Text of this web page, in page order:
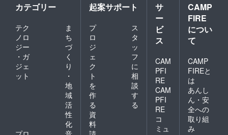
カテゴリー
テク
ノロ
ジー
・ガ
ジェ
ット
ま
ち
づ
く
り
・
地
域
活
性
化
起案サポート
プ
ロ
ジ
ェ
ク
ト
を
作
る
ス
タ
ッ
フ
に
相
談
す
る
資
料
サ
ー
ビ
ス
CAM
PFI
RE
CAM
PFI
RE
コ
ミュ
CAMP
FIRE
につい
て
CAMP
FIREと
は
あんし
ん・安
全への
取り組
み